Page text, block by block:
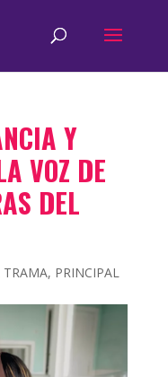
Y
VOZ DE
DEL
TRAMA, PRINCIPAL